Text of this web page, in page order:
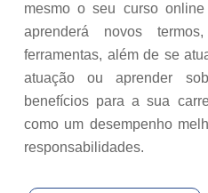
mesmo o seu curso
aprenderá novos
ferramentas, além de se
atuação ou aprender
benefícios para a sua
como um desempenho
responsabilidades.